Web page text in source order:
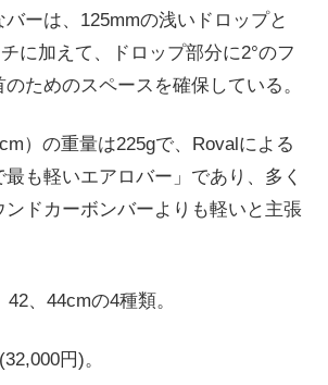
ーは、125mmの浅いドロップと
に加えて、ドロップ部分に2°のフ
ためのスペースを確保している。
）の重量は225gで、Rovalによる
も軽いエアロバー」であり、多く
ドカーボンバーよりも軽いと主張
、44cmの4種類。
円)。